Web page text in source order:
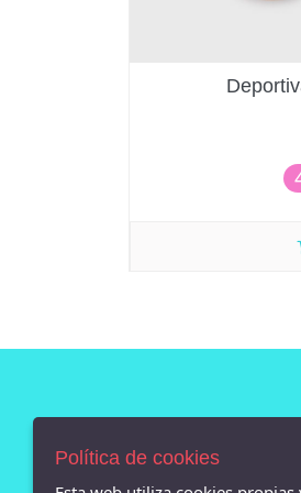
POLÍTICA DE
Política de cookies